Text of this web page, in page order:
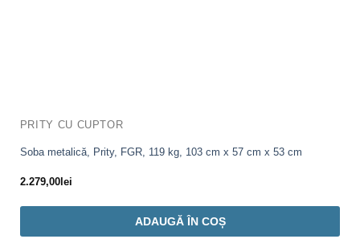
PRITY CU CUPTOR
Soba metalică, Prity, FGR, 119 kg, 103 cm x 57 cm x 53 cm
2.279,00lei
ADAUGĂ ÎN COȘ